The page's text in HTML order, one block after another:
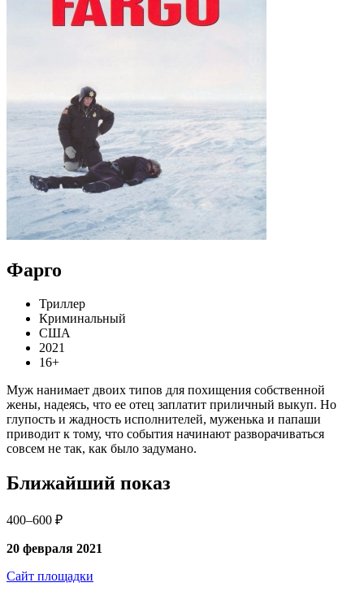
Фарго
Триллер
Криминальный
США
2021
16+
Муж нанимает двоих типов для похищения собственной
жены, надеясь, что ее отец заплатит приличный выкуп. Но
глупость и жадность исполнителей, муженька и папаши
приводит к тому, что события начинают разворачиваться
совсем не так, как было задумано.
Ближайший показ
400–600 ₽
20 февраля 2021
Сайт площадки